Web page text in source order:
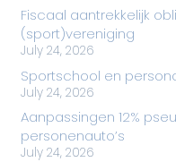
Fiscaal aantrekkelijk
(sport)vereniging
July 24, 2026
Sportschool en
July 24, 2026
Aanpassingen 12%
personenauto’s
July 24, 2026